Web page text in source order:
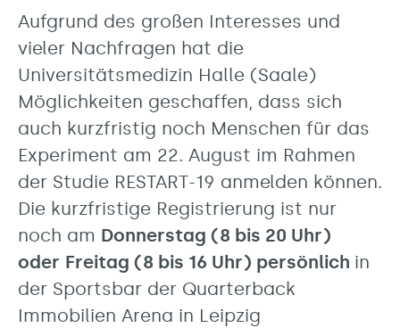
Aufgrund des großen Interesses und
vieler Nachfragen hat die
Universitätsmedizin Halle (Saale)
Möglichkeiten geschaffen, dass sich
auch kurzfristig noch Menschen für das
Experiment am 22. August im Rahmen
der Studie RESTART-19 anmelden können.
Die kurzfristige Registrierung ist nur
noch am Donnerstag (8 bis 20 Uhr)
oder Freitag (8 bis 16 Uhr) persönlich in
der Sportsbar der Quarterback
Immobilien Arena in Leipzig